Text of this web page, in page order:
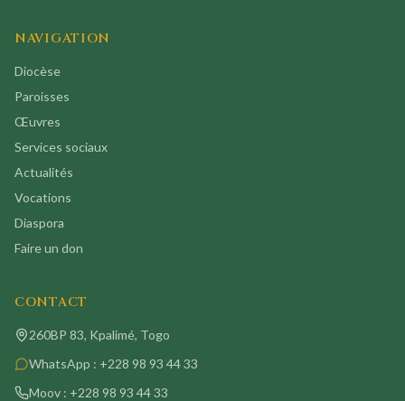
NAVIGATION
Diocèse
Paroisses
Œuvres
Services sociaux
Actualités
Vocations
Diaspora
Faire un don
CONTACT
260BP 83, Kpalimé, Togo
WhatsApp : +228 98 93 44 33
Moov : +228 98 93 44 33